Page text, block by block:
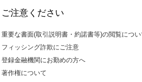
ご注意ください
重要な書面(取引説明書・約諾書等)の閲覧につ
フィッシング詐欺にご注意
登録金融機関にお勤めの方へ
著作権について